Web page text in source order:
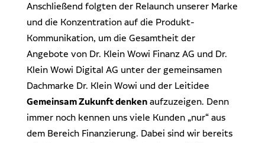
Regionale Experten
Kontakt aufnehmen
Pressekontakt
Redaktionelle Anfragen
WOWIPORT: Einfach zu lernen, einfach zu bedienen
Alle Veranstaltungen anzeigen
Anschließend folgten der Relaunch unserer Marke
und die Konzentration auf die Produkt-
Kommunikation, um die Gesamtheit der
Angebote von Dr. Klein Wowi Finanz AG und Dr.
Klein Wowi Digital AG unter der gemeinsamen
Dachmarke Dr. Klein Wowi und der Leitidee
Gemeinsam Zukunft denkenaufzuzeigen. Denn
immer noch kennen uns viele Kunden „nur“ aus
dem Bereich Finanzierung. Dabei sind wir bereits